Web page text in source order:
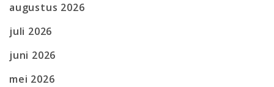
augustus 2026
juli 2026
juni 2026
mei 2026